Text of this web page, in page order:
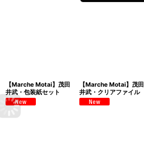
【Marche Motai】茂田
井武・包装紙セット
【Marche Motai】茂田
井武・クリアファイル